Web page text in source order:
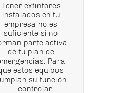
Tener extintores
instalados en tu
empresa no es
suficiente si no
parte activa
de tu plan de
Para
estos equipos
su función
—controlar